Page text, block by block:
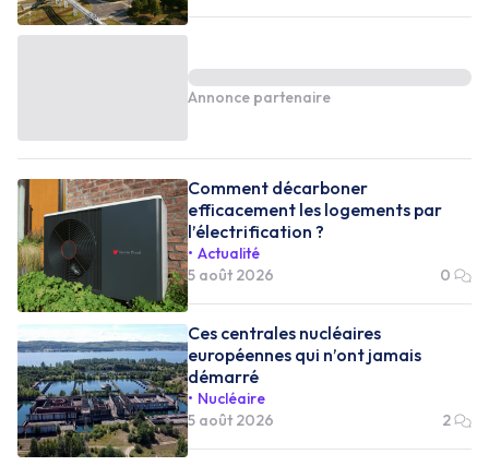
Annonce partenaire
Comment décarboner
efficacement les logements par
l’électrification ?
Actualité
5 août 2026
0
Ces centrales nucléaires
européennes qui n’ont jamais
démarré
Nucléaire
5 août 2026
2